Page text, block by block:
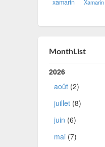
xamarin Xamarin
MonthList
2026
août(2)
juillet(8)
juin (6)
mai(7)